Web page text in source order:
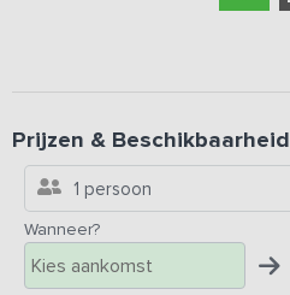
Prijzen & Beschikbaarheid
1 persoon
Wanneer?